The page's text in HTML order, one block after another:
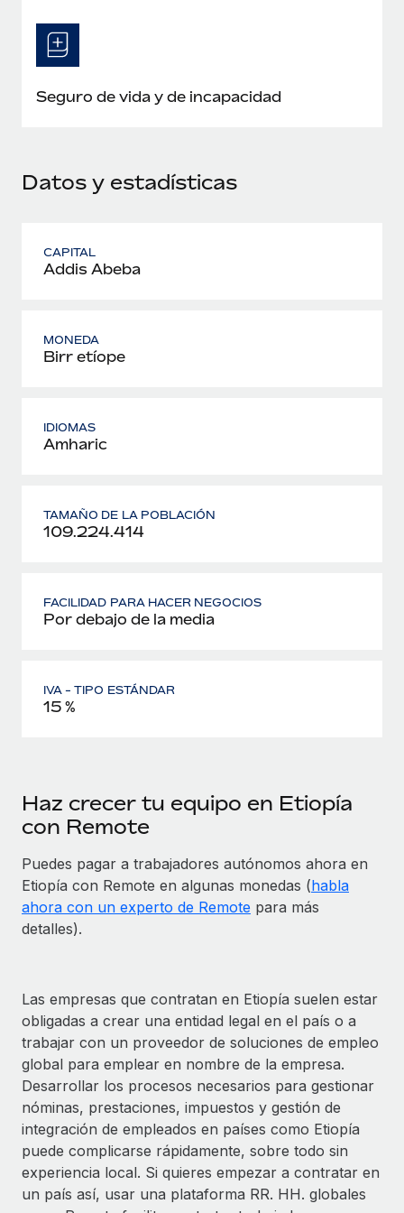
Seguro de vida y de incapacidad
Datos y estadísticas
CAPITAL
Addis Abeba
MONEDA
Birr etíope
IDIOMAS
Amharic
TAMAÑO DE LA POBLACIÓN
109.224.414
FACILIDAD PARA HACER NEGOCIOS
Por debajo de la media
IVA - TIPO ESTÁNDAR
15 %
Haz crecer tu equipo en Etiopía
con Remote
Puedes pagar a trabajadores autónomos ahora en
Etiopía con Remote en algunas monedas (habla
ahora con un experto de Remote para más
detalles).
Las empresas que contratan en Etiopía suelen estar
obligadas a crear una entidad legal en el país o a
trabajar con un proveedor de soluciones de empleo
global para emplear en nombre de la empresa.
Desarrollar los procesos necesarios para gestionar
nóminas, prestaciones, impuestos y gestión de
integración de empleados en países como Etiopía
puede complicarse rápidamente, sobre todo sin
experiencia local. Si quieres empezar a contratar en
un país así, usar una plataforma RR. HH. globales